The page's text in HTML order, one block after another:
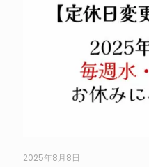
2025年8月8日